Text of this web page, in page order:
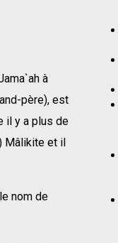
à
père), est
il y a plus de
Mâlikite et il
nom de